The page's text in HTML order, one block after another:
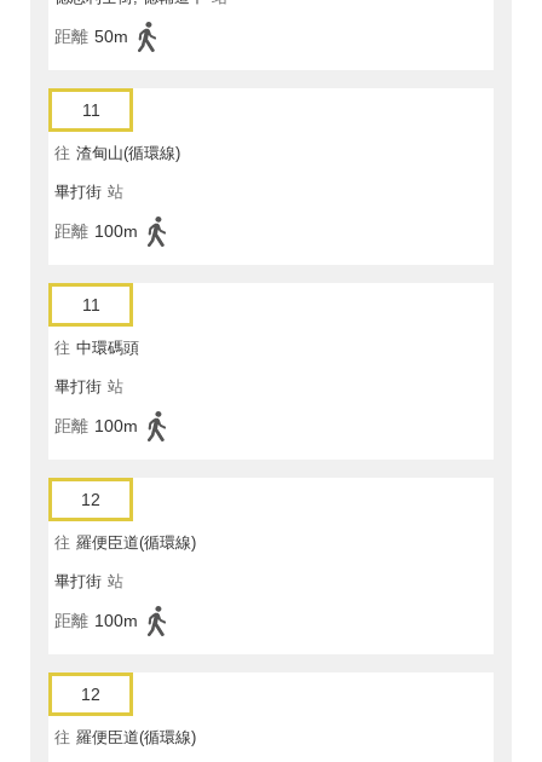
距離 50m
11
往 渣甸山(循環線)
畢打街 站
距離 100m
11
往 中環碼頭
畢打街 站
距離 100m
12
往 羅便臣道(循環線)
畢打街 站
距離 100m
12
往 羅便臣道(循環線)